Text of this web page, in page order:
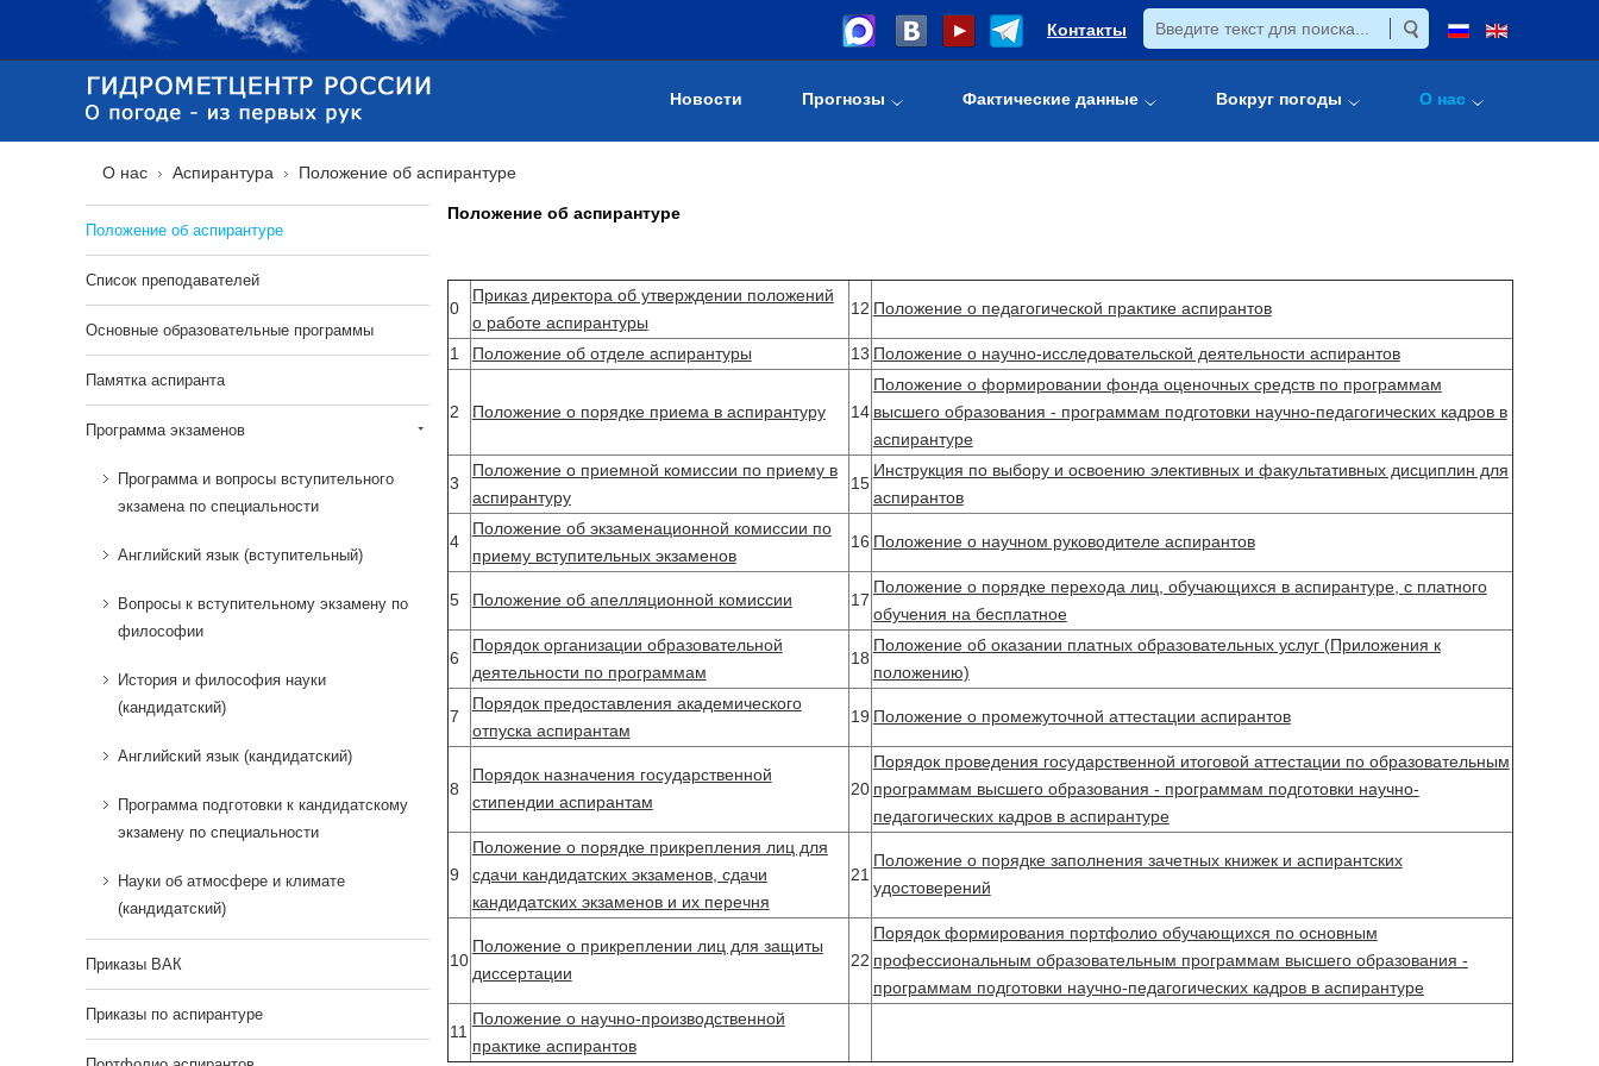
Контакты
Новости Прогнозы Фактические данные Вокруг погоды О нас
О нас Аспирантура Положение об аспирантуре
Положение об аспирантуре
0
Приказ директора об утверждении положений
о работе аспирантуры
12 Положение о педагогической практике аспирантов
1 Положение об отделе аспирантуры 13 Положение о научно-исследовательской деятельности аспирантов
2 Положение о порядке приема в аспирантуру 14
Положение о формировании фонда оценочных средств по программам
высшего образования - программам подготовки научно-педагогических кадров в
аспирантуре
3
Положение о приемной комиссии по приему в
аспирантуру
15
Инструкция по выбору и освоению элективных и факультативных дисциплин для
аспирантов
4
Положение об экзаменационной комиссии по
приему вступительных экзаменов
16 Положение о научном руководителе аспирантов
5 Положение об апелляционной комиссии 17
Положение о порядке перехода лиц, обучающихся в аспирантуре, с платного
обучения на бесплатное
6
Порядок организации образовательной
деятельности по программам
18
Положение об оказании платных образовательных услуг (Приложения к
положению)
7
Порядок предоставления академического
отпуска аспирантам
19 Положение о промежуточной аттестации аспирантов
8
Порядок назначения государственной
стипендии аспирантам
20
Порядок проведения государственной итоговой аттестации по образовательным
программам высшего образования - программам подготовки научно-
педагогических кадров в аспирантуре
9
Положение о порядке прикрепления лиц для
сдачи кандидатских экзаменов, сдачи
кандидатских экзаменов и их перечня
21
Положение о порядке заполнения зачетных книжек и аспирантских
удостоверений
10
Положение о прикреплении лиц для защиты
диссертации
22
Порядок формирования портфолио обучающихся по основным
профессиональным образовательным программам высшего образования -
программам подготовки научно-педагогических кадров в аспирантуре
11
Положение о научно-производственной
практике аспирантов
Положение об аспирантуре
Список преподавателей
Основные образовательные программы
Памятка аспиранта
Программа экзаменов
Программа и вопросы вступительного
экзамена по специальности
Английский язык (вступительный)
Вопросы к вступительному экзамену по
философии
История и философия науки
(кандидатский)
Английский язык (кандидатский)
Программа подготовки к кандидатскому
экзамену по специальности
Науки об атмосфере и климате
(кандидатский)
Приказы ВАК
Приказы по аспирантуре